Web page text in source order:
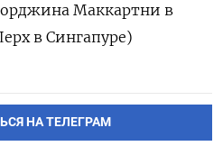
Маккартни в
в Сингапуре)
НА ТЕЛЕГРАМ